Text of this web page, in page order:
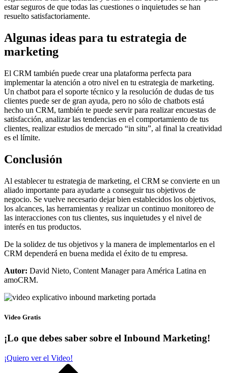
estar seguros de que todas las cuestiones o inquietudes se han
resuelto satisfactoriamente.
Algunas ideas para tu estrategia de
marketing
El CRM también puede crear una plataforma perfecta para
implementar la atención a otro nivel en tu estrategia de marketing.
Un chatbot para el soporte técnico y la resolución de dudas de tus
clientes puede ser de gran ayuda, pero no sólo de chatbots está
hecho un CRM, también te puede servir para realizar encuestas de
satisfacción, analizar las tendencias en el comportamiento de tus
clientes, realizar estudios de mercado “in situ”, al final la creatividad
es el límite.
Conclusión
Al establecer tu estrategia de marketing, el CRM se convierte en un
aliado importante para ayudarte a conseguir tus objetivos de
negocio. Se vuelve necesario dejar bien establecidos los objetivos,
los alcances, las herramientas y realizar un continuo monitoreo de
las interacciones con tus clientes, sus inquietudes y el nivel de
interés en tus productos.
De la solidez de tus objetivos y la manera de implementarlos en el
CRM dependerá en buena medida el éxito de tu empresa.
Autor: David Nieto, Content Manager para América Latina en
amoCRM.
Video Gratis
¡Lo que debes saber sobre el Inbound Marketing!
¡Quiero ver el Video!